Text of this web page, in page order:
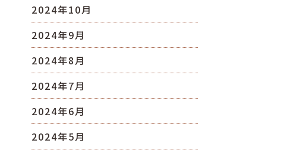
2024年10月
2024年9月
2024年8月
2024年7月
2024年6月
2024年5月